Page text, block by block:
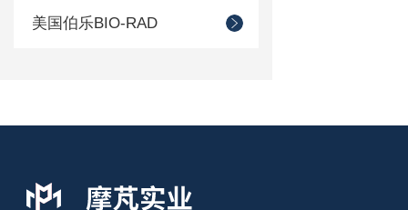
美国伯乐BIO-RAD